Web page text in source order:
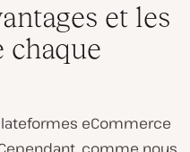
et les
chaque
eCommerce